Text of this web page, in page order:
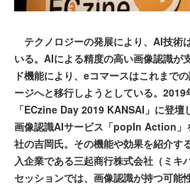
テクノロジーの発展により、AI技術
いる。AIによる精度の高い画像認識が
ド機能により、eコマースはこれまで
ージへと移行しようとしている。
「ECzine Day 2019 KANSAI」に登
画像認識AIサービス「popIn Action
社の吉岡氏。その機能や効果を紹介す
入企業である三起商行株式会社（ミキ
セッションでは、画像認識が持つ可能